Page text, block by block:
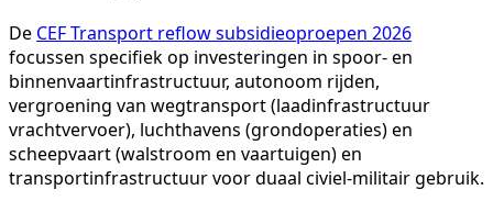
De CEF Transport reflow subsidieoproepen 2026
focussen specifiek op investeringen in spoor- en
binnenvaartinfrastructuur, autonoom rijden,
vergroening van wegtransport (laadinfrastructuur
vrachtvervoer), luchthavens (grondoperaties) en
scheepvaart (walstroom en vaartuigen) en
transportinfrastructuur voor duaal civiel-militair gebruik.